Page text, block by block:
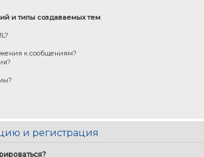
и типы создаваемых тем
к сообщениям?
и регистрация